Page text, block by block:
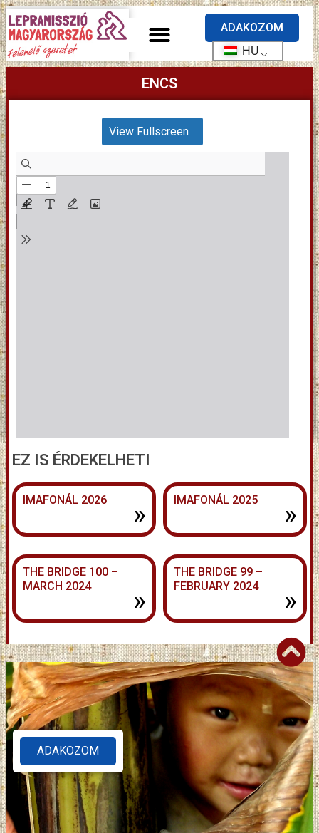
ADAKOZOM
HU
ENCS
View Fullscreen
EZ IS ÉRDEKELHETI
IMAFONÁL 2026 » IMAFONÁL 2025 »
THE BRIDGE 100 –
MARCH 2024
»
THE BRIDGE 99 –
FEBRUARY 2024
»
ADAKOZOM